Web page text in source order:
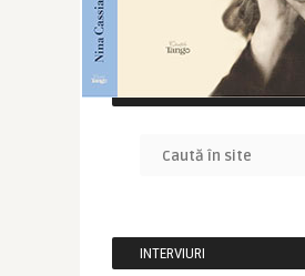
CAUTĂ ÎN SITE
INTERVIURI